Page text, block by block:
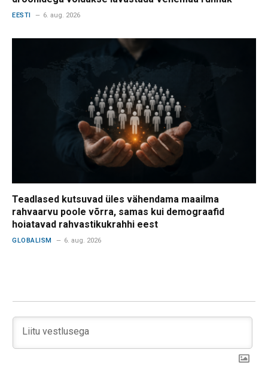
EESTI 6. aug. 2026
Teadlased kutsuvad üles vähendama maailma
rahvaarvu poole võrra, samas kui demograafid
hoiatavad rahvastikukrahhi eest
GLOBALISM 6. aug. 2026